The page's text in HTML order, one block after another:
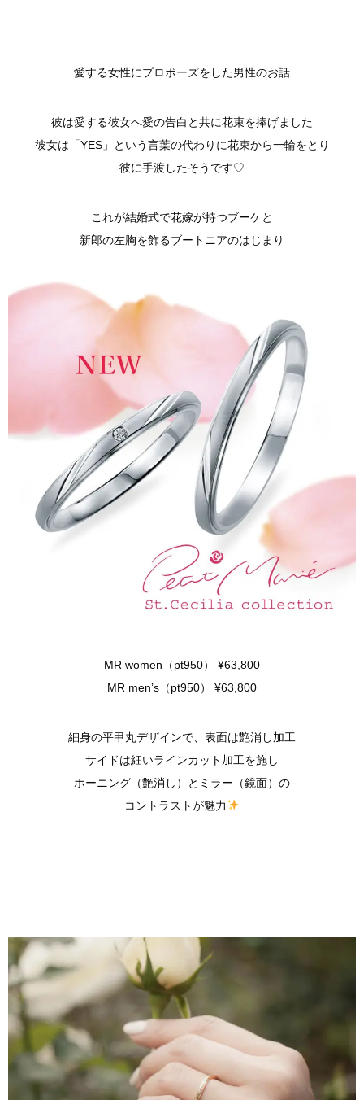
愛する女性にプロポーズをした男性のお話
彼は愛する彼女へ愛の告白と共に花束を捧げました
彼女は「YES」という言葉の代わりに花束から一輪をとり
彼に手渡したそうです♡
これが結婚式で花嫁が持つブーケと
新郎の左胸を飾るブートニアのはじまり
MR women（pt950） ¥63,800
MR men’s（pt950） ¥63,800
細身の平甲丸デザインで、表面は艶消し加工
サイドは細いラインカット加工を施し
ホーニング（艶消し）とミラー（鏡面）の
コントラストが魅力